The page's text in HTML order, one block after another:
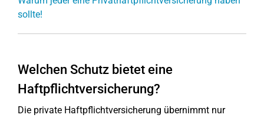
sollte!
Welchen Schutz bietet eine
Haftpflichtversicherung?
Die private Haftpflichtversicherung übernimmt nur